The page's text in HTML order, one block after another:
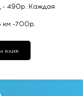
- 490р. Каждая
км -700р.
клик